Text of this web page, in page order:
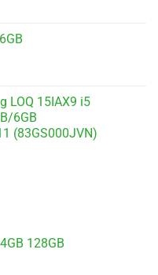
LOQ 15IAX9 i5
6GB
(83GS000JVN)
128GB